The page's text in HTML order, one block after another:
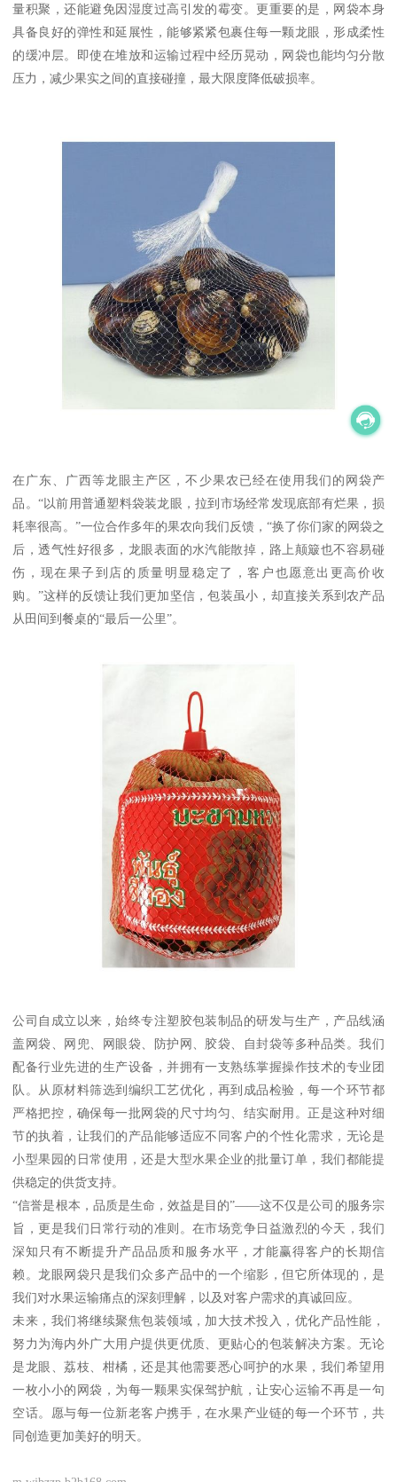
量积聚，还能避免因湿度过高引发的霉变。更重要的是，网袋本身
具备良好的弹性和延展性，能够紧紧包裹住每一颗龙眼，形成柔性
的缓冲层。即使在堆放和运输过程中经历晃动，网袋也能均匀分散
压力，减少果实之间的直接碰撞，最大限度降低破损率。
在广东、广西等龙眼主产区，不少果农已经在使用我们的网袋产
品。“以前用普通塑料袋装龙眼，拉到市场经常发现底部有烂果，损
耗率很高。”一位合作多年的果农向我们反馈，“换了你们家的网袋之
后，透气性好很多，龙眼表面的水汽能散掉，路上颠簸也不容易碰
伤，现在果子到店的质量明显稳定了，客户也愿意出更高价收
购。”这样的反馈让我们更加坚信，包装虽小，却直接关系到农产品
从田间到餐桌的“最后一公里”。
公司自成立以来，始终专注塑胶包装制品的研发与生产，产品线涵
盖网袋、网兜、网眼袋、防护网、胶袋、自封袋等多种品类。我们
配备行业先进的生产设备，并拥有一支熟练掌握操作技术的专业团
队。从原材料筛选到编织工艺优化，再到成品检验，每一个环节都
严格把控，确保每一批网袋的尺寸均匀、结实耐用。正是这种对细
节的执着，让我们的产品能够适应不同客户的个性化需求，无论是
小型果园的日常使用，还是大型水果企业的批量订单，我们都能提
供稳定的供货支持。
“信誉是根本，品质是生命，效益是目的”——这不仅是公司的服务宗
旨，更是我们日常行动的准则。在市场竞争日益激烈的今天，我们
深知只有不断提升产品品质和服务水平，才能赢得客户的长期信
赖。龙眼网袋只是我们众多产品中的一个缩影，但它所体现的，是
我们对水果运输痛点的深刻理解，以及对客户需求的真诚回应。
未来，我们将继续聚焦包装领域，加大技术投入，优化产品性能，
努力为海内外广大用户提供更优质、更贴心的包装解决方案。无论
是龙眼、荔枝、柑橘，还是其他需要悉心呵护的水果，我们希望用
一枚小小的网袋，为每一颗果实保驾护航，让安心运输不再是一句
空话。愿与每一位新老客户携手，在水果产业链的每一个环节，共
同创造更加美好的明天。